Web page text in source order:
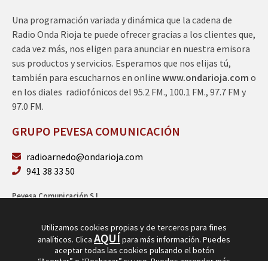
Una programación variada y dinámica que la cadena de
Radio Onda Rioja te puede ofrecer gracias a los clientes que,
cada vez más, nos eligen para anunciar en nuestra emisora
sus productos y servicios. Esperamos que nos elijas tú,
también para escucharnos en online www.ondarioja.com o
en los diales radiofónicos del 95.2 FM., 100.1 FM., 97.7 FM y
97.0 FM.
GRUPO PEVESA COMUNICACIÓN
radioarnedo@ondarioja.com
941 38 33 50
Pevesa Comunicación S.L.
Utilizamos cookies propias y de terceros para fines
analíticos. Clica AQUÍpara más información. Puedes
aceptar todas las cookies pulsando el botón